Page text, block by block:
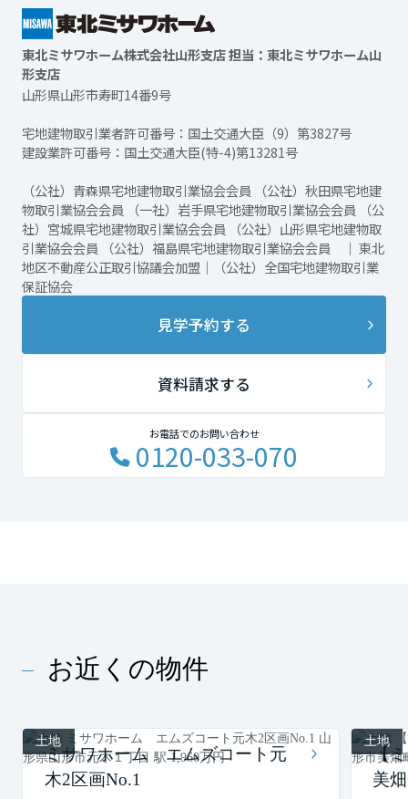
東北ミサワホーム株式会社山形支店 担当：東北ミサワホーム山
形支店
山形県山形市寿町14番9号
宅地建物取引業者許可番号：国土交通大臣（9）第3827号
建設業許可番号：国土交通大臣(特-4)第13281号
（公社）青森県宅地建物取引業協会会員 （公社）秋田県宅地建
物取引業協会会員 （一社）岩手県宅地建物取引業協会会員 （公
社）宮城県宅地建物取引業協会会員 （公社）山形県宅地建物取
引業協会会員 （公社）福島県宅地建物取引業協会会員 ｜ 東北
地区不動産公正取引協議会加盟｜（公社）全国宅地建物取引業
保証協会
見学予約する
資料請求する
お電話でのお問い合わせ
0120-033-070
お近くの物件
土地
ミサワホーム エムズコート元
木2区画No.1
土地
【
美